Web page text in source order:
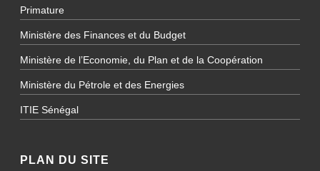
Primature
Ministère des Finances et du Budget
Ministère de l’Economie, du Plan et de la Coopération
Ministère du Pétrole et des Energies
ITIE Sénégal
PLAN DU SITE